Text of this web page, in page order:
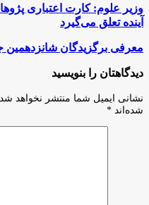
وزیر
علوم:
کارت
اعتباری
پژوهانه
اعضای
علمی
از
وزیر علوم: کارت اعتباری
آینده تعلق می‌گیرد
معرفی
شانزدهمین
تجسمی
فجر
معرفی برگزیدگان
دیدگاهتان را بنویسید
نشانی ایمیل شما منتشر نخواهد شد.
شده‌اند *